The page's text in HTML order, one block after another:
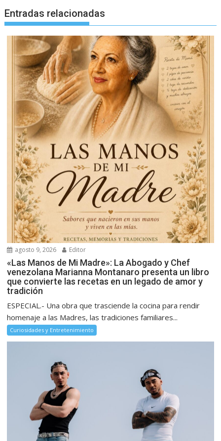
Entradas relacionadas
agosto 9, 2026 Editor
«Las Manos de Mi Madre»: La Abogado y Chef
venezolana Marianna Montanaro presenta un libro
que convierte las recetas en un legado de amor y
tradición
ESPECIAL.- Una obra que trasciende la cocina para rendir
homenaje a las Madres, las tradiciones familiares...
Curiosidades y Entretenimiento